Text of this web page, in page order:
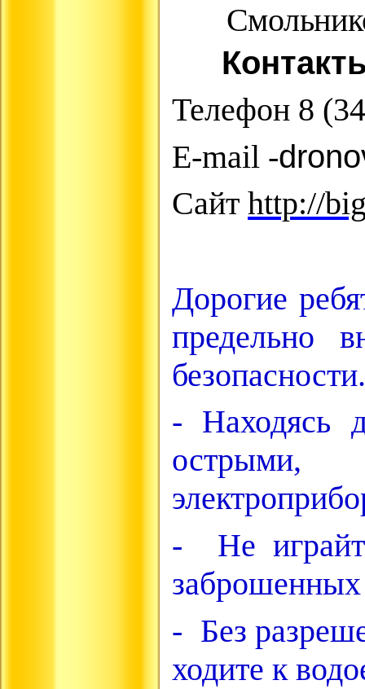
Телефон 8
E-mail -
Сайт http://
Дорогие
предельно
безопасности.
- Находясь
острыми,
- Не
заброшенных
- Без
ходите к